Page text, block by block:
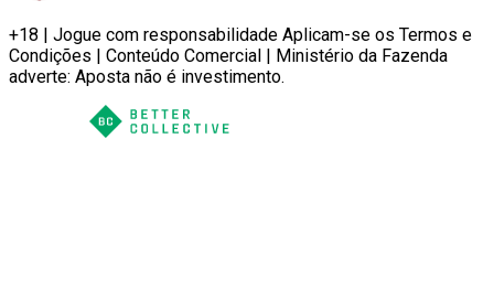
+18 | Jogue com responsabilidade Aplicam-se os Termos e
Condições | Conteúdo Comercial | Ministério da Fazenda
adverte: Aposta não é investimento.